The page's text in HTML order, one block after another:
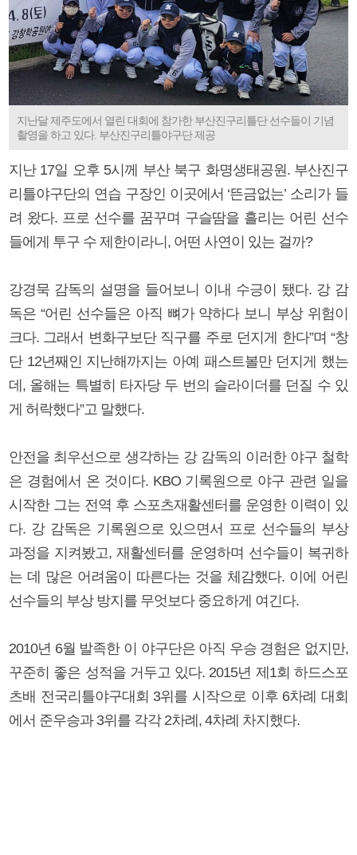
지난달 제주도에서 열린 대회에 참가한 부산진구리틀단 선수들이 기념
촬영을 하고 있다. 부산진구리틀야구단 제공
지난 17일 오후 5시께 부산 북구 화명생태공원. 부산진구
리틀야구단의 연습 구장인 이곳에서 ‘뜬금없는’ 소리가 들
려 왔다. 프로 선수를 꿈꾸며 구슬땀을 흘리는 어린 선수
들에게 투구 수 제한이라니, 어떤 사연이 있는 걸까?
강경묵 감독의 설명을 들어보니 이내 수긍이 됐다. 강 감
독은 “어린 선수들은 아직 뼈가 약하다 보니 부상 위험이
크다. 그래서 변화구보단 직구를 주로 던지게 한다”며 “창
단 12년째인 지난해까지는 아예 패스트볼만 던지게 했는
데, 올해는 특별히 타자당 두 번의 슬라이더를 던질 수 있
게 허락했다”고 말했다.
안전을 최우선으로 생각하는 강 감독의 이러한 야구 철학
은 경험에서 온 것이다. KBO 기록원으로 야구 관련 일을
시작한 그는 전역 후 스포츠재활센터를 운영한 이력이 있
다. 강 감독은 기록원으로 있으면서 프로 선수들의 부상
과정을 지켜봤고, 재활센터를 운영하며 선수들이 복귀하
는 데 많은 어려움이 따른다는 것을 체감했다. 이에 어린
선수들의 부상 방지를 무엇보다 중요하게 여긴다.
2010년 6월 발족한 이 야구단은 아직 우승 경험은 없지만,
꾸준히 좋은 성적을 거두고 있다. 2015년 제1회 하드스포
츠배 전국리틀야구대회 3위를 시작으로 이후 6차례 대회
에서 준우승과 3위를 각각 2차례, 4차례 차지했다.